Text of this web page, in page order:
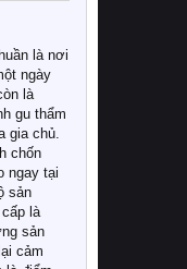
là nơi
ngày
là
gu thẩm
gia chủ.
chốn
ngay tại
sản
là
sản
cảm